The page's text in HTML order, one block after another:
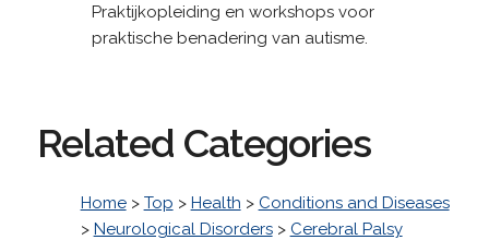
Praktijkopleiding en workshops voor
praktische benadering van autisme.
Related Categories
Home> Top > Health > Conditions and Diseases
> Neurological Disorders> Cerebral Palsy